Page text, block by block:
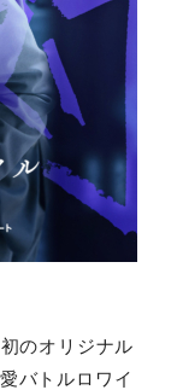
のオリジナル
バトルロワイ